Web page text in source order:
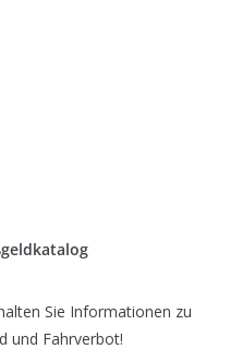
Sie Informationen zu
und Fahrverbot!